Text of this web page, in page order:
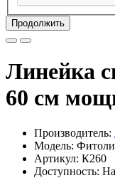
Продолжить
Линейка
60 см
Производитель:
Модель:
Артикул: К260
Доступность: